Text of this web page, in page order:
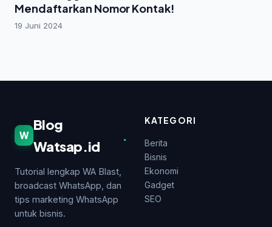
Mendaftarkan Nomor Kontak!
19 Juni 2024
W
Blog
Watsap.id
.
Tutorial lengkap WA Blast,
broadcast WhatsApp, dan
tips marketing WhatsApp
untuk bisnis.
KATEGORI
Berita
Bisnis
Ekonomi
Gadget
SEO